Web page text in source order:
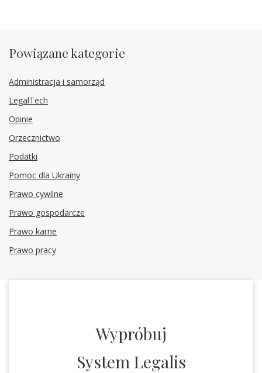
Powiązane kategorie
Administracja i samorząd
LegalTech
Opinie
Orzecznictwo
Podatki
Pomoc dla Ukrainy
Prawo cywilne
Prawo gospodarcze
Prawo karne
Prawo pracy
Wypróbuj
System Legalis